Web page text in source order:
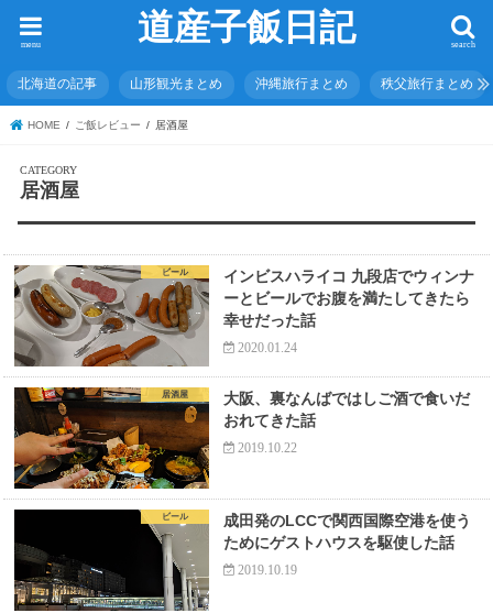
道産子飯日記 search
menu
北海道の記事 山形観光まとめ 沖縄旅行まとめ 秩父旅行まとめ
HOME ご飯レビュー 居酒屋
居酒屋
ビール
インビスハライコ 九段店でウィンナ
ーとビールでお腹を満たしてきたら
幸せだった話
2020.01.24
居酒屋
大阪、裏なんばではしご酒で食いだ
おれてきた話
2019.10.22
ビール
成田発のLCCで関西国際空港を使う
ためにゲストハウスを駆使した話
2019.10.19